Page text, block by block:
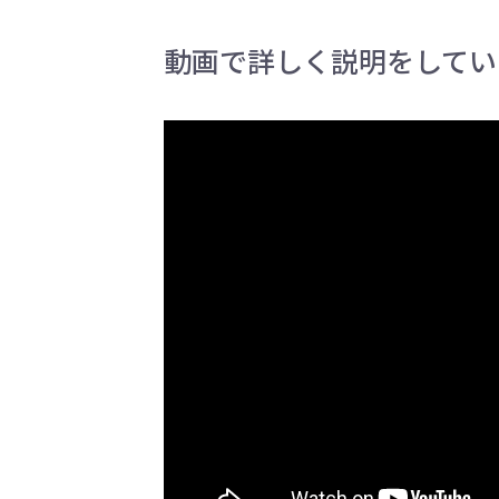
動画で詳しく説明をし